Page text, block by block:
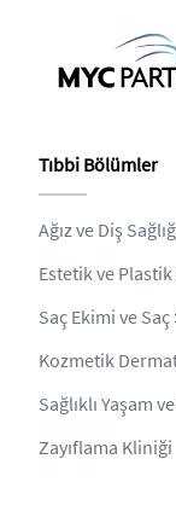
Tıbbi Bölümler
Ağız ve Diş
Estetik ve
Saç Ekimi ve Saç
Kozmetik
Sağlıklı Yaşam
Zayıflama Kliniği